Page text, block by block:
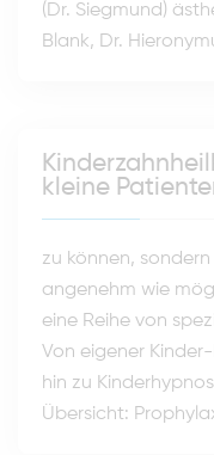
(Dr. Siegmund)
Blank, Dr.
kleine
zu können,
angenehm wie
eine Reihe von
Von eigener
hin zu
Übersicht: